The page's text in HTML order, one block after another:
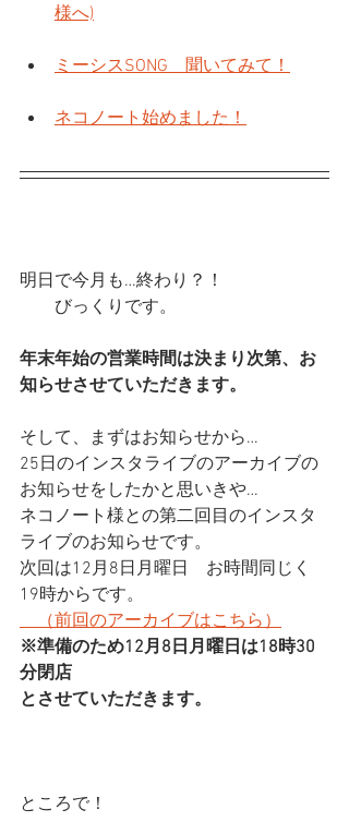
様へ)
ミーシスSONG　聞いてみて！
ネコノート始めました！
明日で今月も…終わり？！
びっくりです。
年末年始の営業時間は決まり次第、お
知らせさせていただきます。
そして、まずはお知らせから…
25日のインスタライブのアーカイブの
お知らせをしたかと思いきや…
ネコノート様との第二回目のインスタ
ライブのお知らせです。
次回は12月8日月曜日　お時間同じく
19時からです。
（前回のアーカイブはこちら）
※準備のため12月8日月曜日は18時30
分閉店
とさせていただきます。
ところで！